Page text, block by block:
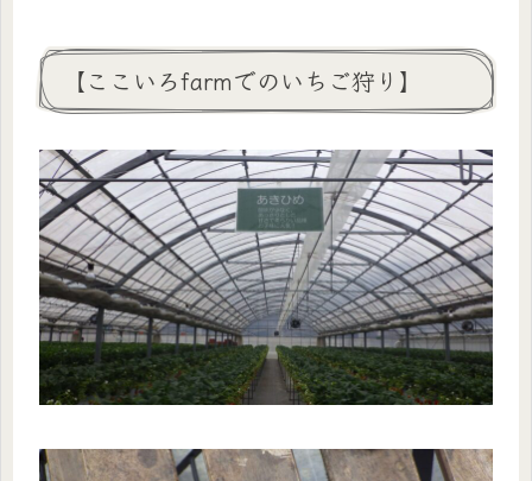
【ここいろfarmでのいちご狩り】